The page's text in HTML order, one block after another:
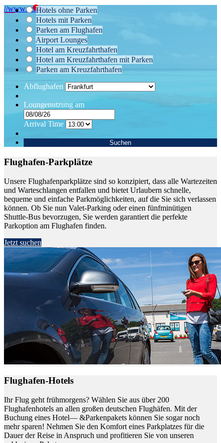
//www.tui.de/Hotels ohne Parken
Hotels mit Parken
Parken am Flughafen
Airport Lounges
Hotel am Kreuzfahrthafen
Hotel am Kreuzfahrthafen mit Parken
Parken am Kreuzfahrthafen
Abflughafen
Loungenutzung am
Arrival Time
Suchen
Flughafen-Parkplätze
Unsere Flughafenparkplätze sind so konzipiert, dass alle Wartezeiten
und Warteschlangen entfallen und bietet Urlaubern schnelle,
bequeme und einfache Parkmöglichkeiten, auf die Sie sich verlassen
können. Ob Sie nun Valet-Parking oder einen fünfminütigen
Shuttle-Bus bevorzugen, Sie werden garantiert die perfekte
Parkoption am Flughafen finden.
Jetzt suchen
Flughafen-Hotels
Ihr Flug geht frühmorgens? Wählen Sie aus über 200
Flughafenhotels an allen großen deutschen Flughäfen. Mit der
Buchung eines Hotel— &Parkenpakets können Sie sogar noch
mehr sparen! Nehmen Sie den Komfort eines Parkplatzes für die
Dauer der Reise in Anspruch und profitieren Sie von unseren